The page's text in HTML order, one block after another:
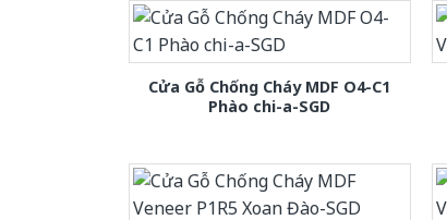
Cửa Gỗ Chống Cháy MDF O4-C1
Phào chi-a-SGD